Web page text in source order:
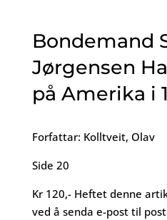
Bondemand
Jørgensen
på Amerika i
Forfattar: Kolltveit, Olav
Side 20
Kr 120,- Heftet denne
ved å senda e-post til